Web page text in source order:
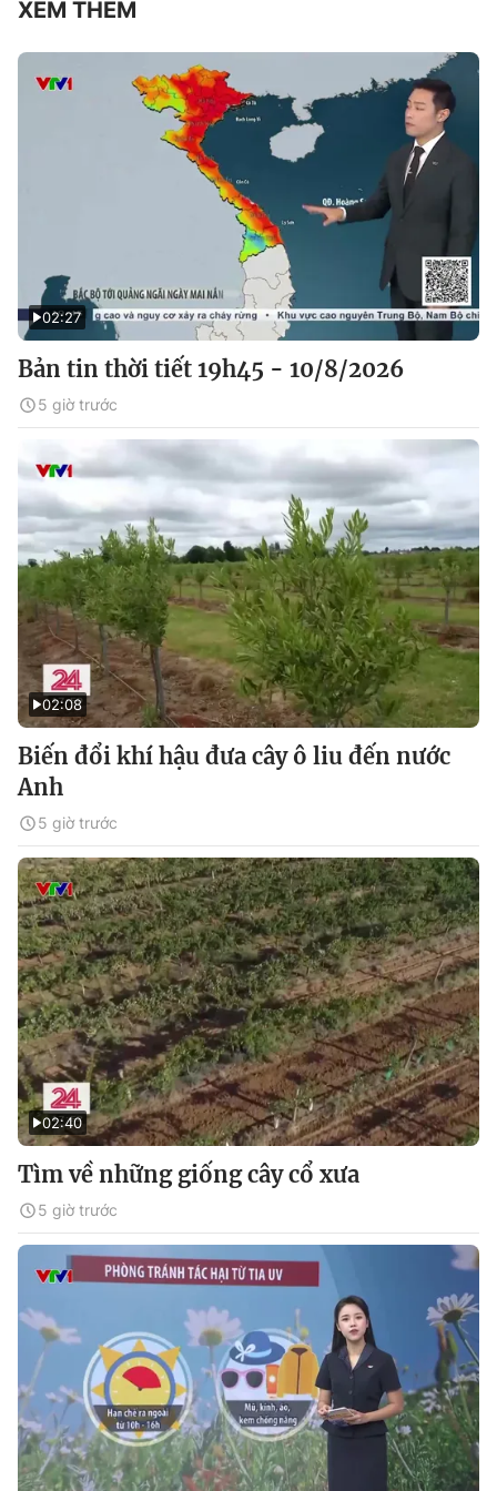
XEM THÊM
02:27
Bản tin thời tiết 19h45 - 10/8/2026
5 giờ trước
02:08
Biến đổi khí hậu đưa cây ô liu đến nước
Anh
5 giờ trước
02:40
Tìm về những giống cây cổ xưa
5 giờ trước